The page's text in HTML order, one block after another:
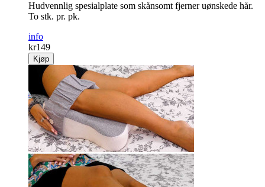
Hud­vennlig spesial­plate som skånsomt fjerner uønskede hår.
To stk. pr. pk.
info
kr149
Kjøp